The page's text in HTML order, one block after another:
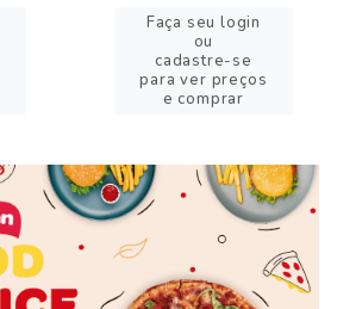
Faça seu login
ou
cadastre-se
para ver preços
e comprar